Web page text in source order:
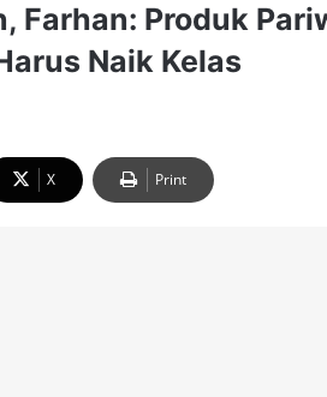
Farhan: Produk
Naik Kelas
X Print